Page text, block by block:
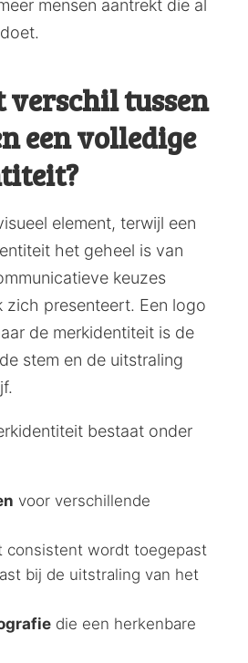
mensen aantrekt die al
verschil tussen
een volledige
element, terwijl een
het geheel is van
keuzes
zich presenteert. Een logo
de merkidentiteit is de
stem en de uitstraling
bestaat onder
voor verschillende
consistent wordt toegepast
bij de uitstraling van het
die een herkenbare